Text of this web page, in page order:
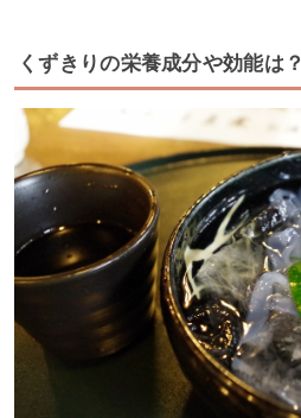
くずきりの栄養成分や効能は？